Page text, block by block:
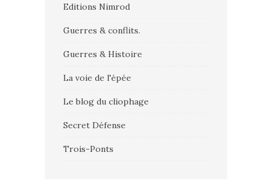
Editions Nimrod
Guerres & conflits.
Guerres & Histoire
La voie de l'épée
Le blog du cliophage
Secret Défense
Trois-Ponts